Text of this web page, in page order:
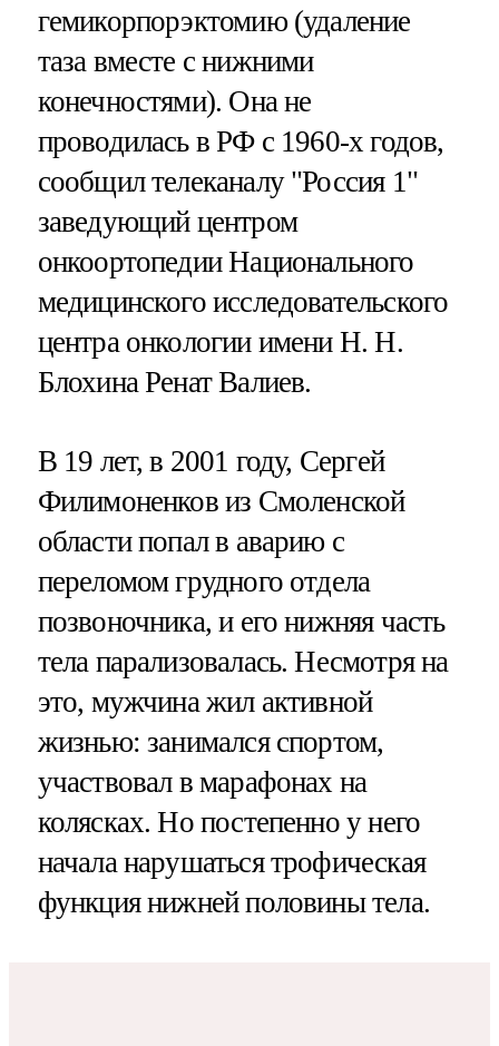
гемикорпорэктомию (удаление
таза вместе с нижними
конечностями). Она не
проводилась в РФ с 1960-х годов,
сообщил телеканалу "Россия 1"
заведующий центром
онкоортопедии Национального
медицинского исследовательского
центра онкологии имени Н. Н.
Блохина Ренат Валиев.
В 19 лет, в 2001 году, Сергей
Филимоненков из Смоленской
области попал в аварию с
переломом грудного отдела
позвоночника, и его нижняя часть
тела парализовалась. Несмотря на
это, мужчина жил активной
жизнью: занимался спортом,
участвовал в марафонах на
колясках. Но постепенно у него
начала нарушаться трофическая
функция нижней половины тела.